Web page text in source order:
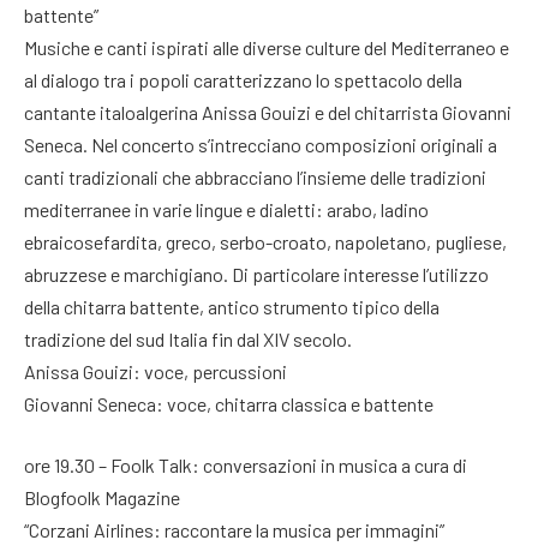
battente”
Musiche e canti ispirati alle diverse culture del Mediterraneo e
al dialogo tra i popoli caratterizzano lo spettacolo della
cantante italoalgerina Anissa Gouizi e del chitarrista Giovanni
Seneca. Nel concerto s’intrecciano composizioni originali a
canti tradizionali che abbracciano l’insieme delle tradizioni
mediterranee in varie lingue e dialetti: arabo, ladino
ebraicosefardita, greco, serbo-croato, napoletano, pugliese,
abruzzese e marchigiano. Di particolare interesse l’utilizzo
della chitarra battente, antico strumento tipico della
tradizione del sud Italia fin dal XIV secolo.
Anissa Gouizi: voce, percussioni
Giovanni Seneca: voce, chitarra classica e battente
ore 19.30 – Foolk Talk: conversazioni in musica a cura di
Blogfoolk Magazine
“Corzani Airlines: raccontare la musica per immagini”